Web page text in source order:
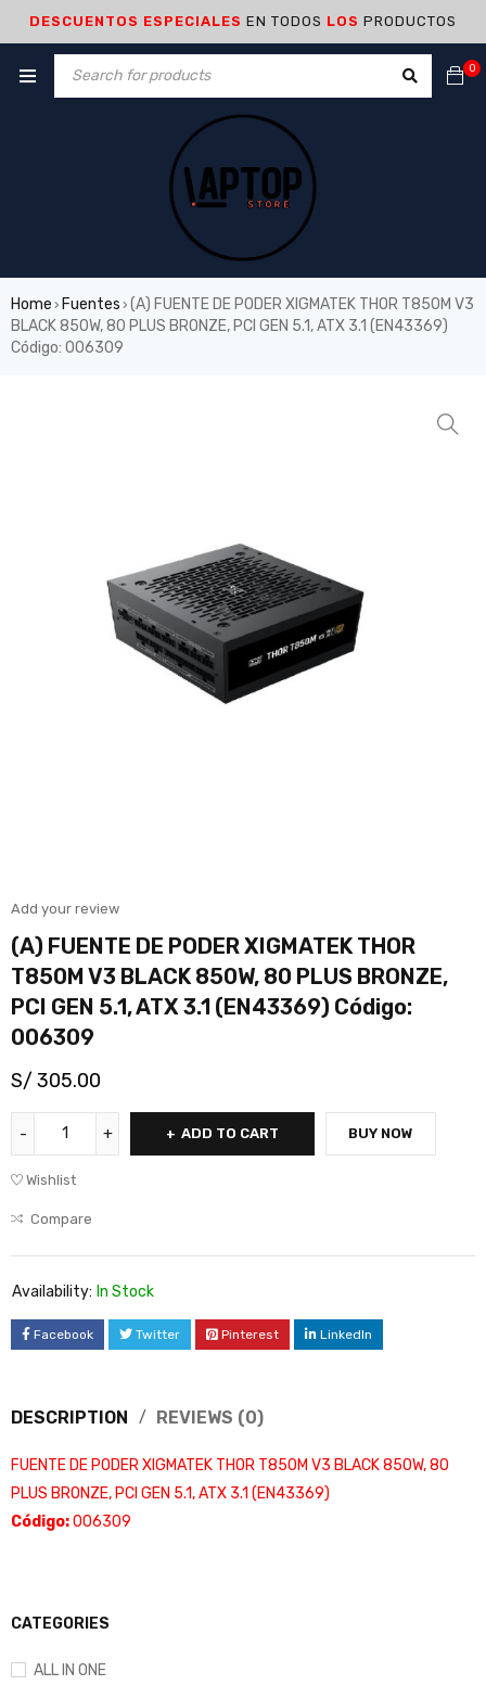
DESCUENTOS ESPECIALES EN TODOS LOS PRODUCTOS
0
Home › Fuentes › (A) FUENTE DE PODER XIGMATEK THOR T850M V3
BLACK 850W, 80 PLUS BRONZE, PCI GEN 5.1, ATX 3.1 (EN43369)
Código: 006309
CATEGORIES
ALL IN ONE
Add your review
(A) FUENTE DE PODER XIGMATEK THOR
T850M V3 BLACK 850W, 80 PLUS BRONZE,
PCI GEN 5.1, ATX 3.1 (EN43369) Código:
006309
S/ 305.00
ADD TO CART BUY NOW
Wishlist
Compare
Availability: In Stock
Facebook Twitter Pinterest LinkedIn
DESCRIPTION REVIEWS (0)
FUENTE DE PODER XIGMATEK THOR T850M V3 BLACK 850W, 80
PLUS BRONZE, PCI GEN 5.1, ATX 3.1 (EN43369)
Código:006309